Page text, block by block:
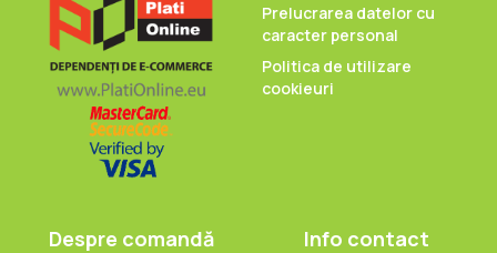
Prelucrarea datelor cu
caracter personal
Politica de utilizare
cookieuri
Despre comandă Info contact